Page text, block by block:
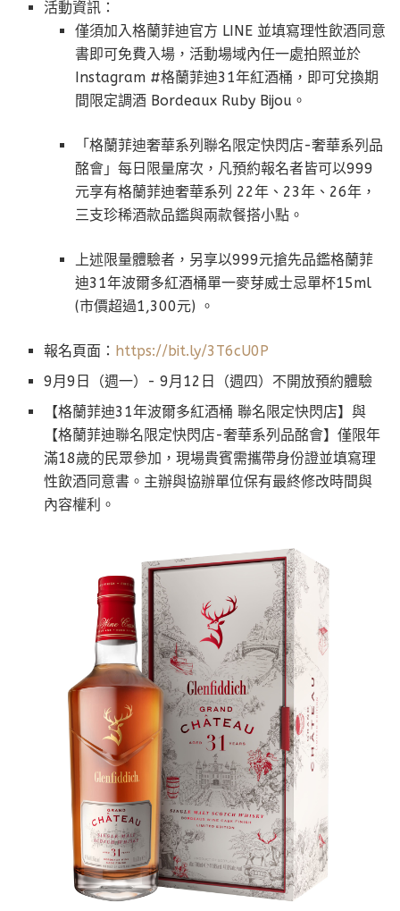
活動資訊：
僅須加入格蘭菲迪官方 LINE 並填寫理性飲酒同意
書即可免費入場，活動場域內任一處拍照並於
Instagram #格蘭菲迪31年紅酒桶，即可兌換期
間限定調酒 Bordeaux Ruby Bijou。
「格蘭菲迪奢華系列聯名限定快閃店-奢華系列品
酩會」每日限量席次，凡預約報名者皆可以999
元享有格蘭菲迪奢華系列 22年、23年、26年，
三支珍稀酒款品鑑與兩款餐搭小點。
上述限量體驗者，另享以999元搶先品鑑格蘭菲
迪31年波爾多紅酒桶單一麥芽威士忌單杯15ml
(市價超過1,300元) 。
報名頁面： https://bit.ly/3T6cU0P
9月9日（週一）- 9月12日（週四）不開放預約體驗
【格蘭菲迪31年波爾多紅酒桶 聯名限定快閃店】與
【格蘭菲迪聯名限定快閃店-奢華系列品酩會】僅限年
滿18歲的民眾參加，現場貴賓需攜帶身份證並填寫理
性飲酒同意書。主辦與協辦單位保有最終修改時間與
內容權利。